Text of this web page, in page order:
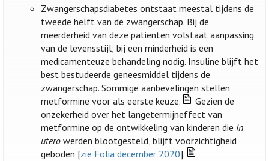
Zwangerschapsdiabetes ontstaat meestal tijdens de
tweede helft van de zwangerschap. Bij de
meerderheid van deze patiënten volstaat aanpassing
van de levensstijl; bij een minderheid is een
medicamenteuze behandeling nodig. Insuline blijft het
best bestudeerde geneesmiddel tijdens de
zwangerschap. Sommige aanbevelingen stellen
metformine voor als eerste keuze.
Gezien de
onzekerheid over het langetermijneffect van
metformine op de ontwikkeling van kinderen die in
utero werden blootgesteld, blijft voorzichtigheid
geboden [zie Folia december 2020].